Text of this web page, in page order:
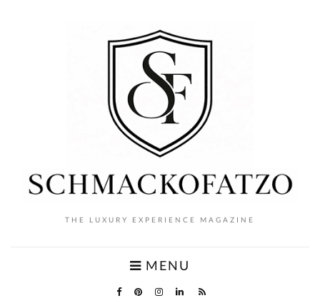
THE LUXURY EXPERIENCE MAGAZINE
MENU